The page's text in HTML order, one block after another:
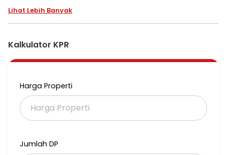
Lihat Lebih Banyak
Kalkulator KPR
Harga Properti
Jumlah DP